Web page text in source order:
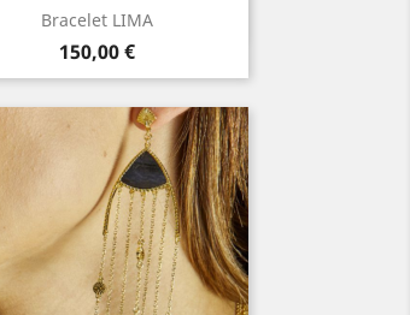
Bracelet LIMA
Prix
150,00 €
Aperçu rapide